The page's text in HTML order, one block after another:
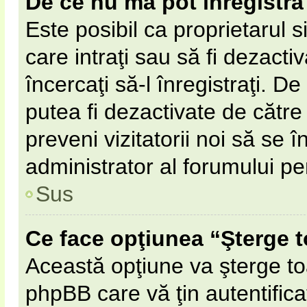
Este posibil ca proprietarul
care intraţi sau să fi
încercaţi să-l înregistraţi.
putea fi dezactivate de
preveni vizitatorii noi să se
administrator al forumului
Sus
Ce face opţiunea “Şterge
Această opţiune va şterge
phpBB care vă ţin